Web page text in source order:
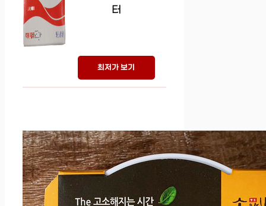
터
최저가 보기